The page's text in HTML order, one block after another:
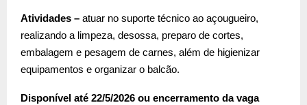
Atividades – atuar no suporte técnico ao açougueiro,
realizando a limpeza, desossa, preparo de cortes,
embalagem e pesagem de carnes, além de higienizar
equipamentos e organizar o balcão.
Disponível até 22/5/2026 ou encerramento da vaga